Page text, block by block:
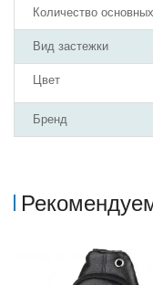
Количество
Вид застежки
Цвет
Бренд